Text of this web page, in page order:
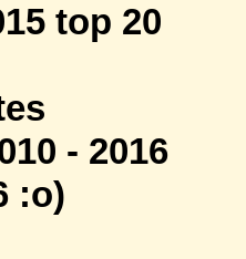
top 20
- 2016
:o)